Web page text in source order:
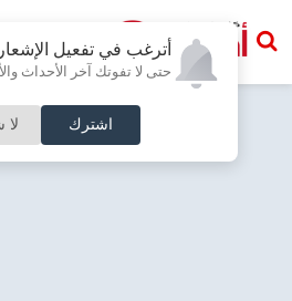
أترغب في تفعيل
حتى لا تفوتك آخر الأحداث
اشترك لا